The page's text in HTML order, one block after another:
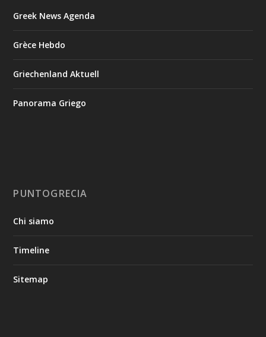
Greek News Agenda
Grèce Hebdo
Griechenland Aktuell
Panorama Griego
PUNTOGRECIA
Chi siamo
Timeline
Sitemap